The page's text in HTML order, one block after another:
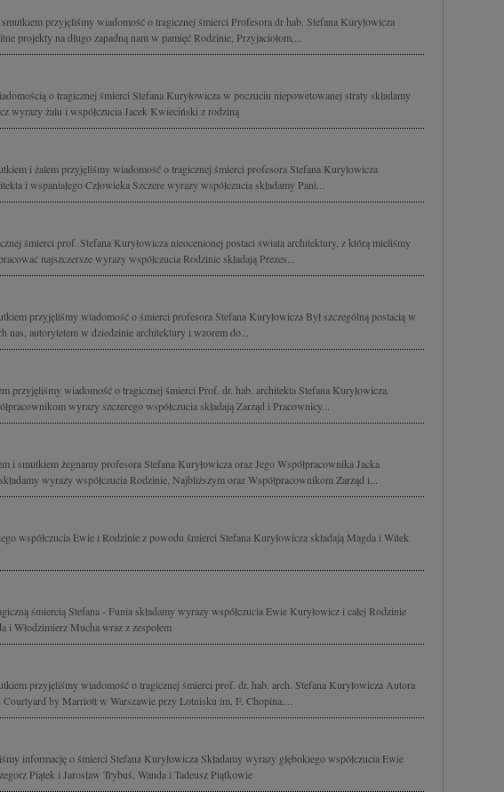
przyjęliśmy wiadomość o tragicznej śmierci Profesora dr hab. Stefana Kuryłowicza
projekty na długo zapadną nam w pamięć Rodzinie, Przyjaciołom,...
o tragicznej śmierci Stefana Kuryłowicza w poczuciu niepowetowanej straty składamy
wyrazy żalu i współczucia Jacek Kwieciński z rodziną
i żalem przyjęliśmy wiadomość o tragicznej śmierci profesora Stefana Kuryłowicza
i wspaniałego Człowieka Szczere wyrazy współczucia składamy Pani...
śmierci prof. Stefana Kuryłowicza nieocenionej postaci świata architektury, z którą mieliśmy
najszczersze wyrazy współczucia Rodzinie składają Prezes...
przyjęliśmy wiadomość o śmierci profesora Stefana Kuryłowicza Był szczególną postacią w
nas, autorytetem w dziedzinie architektury i wzorem do...
przyjęliśmy wiadomość o tragicznej śmierci Prof. dr. hab. architekta Stefana Kuryłowicza.
wyrazy szczerego współczucia składają Zarząd i Pracownicy...
i smutkiem żegnamy profesora Stefana Kuryłowicza oraz Jego Współpracownika Jacka
wyrazy współczucia Rodzinie, Najbliższym oraz Współpracownikom Zarząd i...
współczucia Ewie i Rodzinie z powodu śmierci Stefana Kuryłowicza składają Magda i Witek
śmiercią Stefana - Funia składamy wyrazy współczucia Ewie Kuryłowicz i całej Rodzinie
i Włodzimierz Mucha wraz z zespołem
przyjęliśmy wiadomość o tragicznej śmierci prof. dr. hab. arch. Stefana Kuryłowicza Autora
by Marriott w Warszawie przy Lotnisku im. F. Chopina....
informację o śmierci Stefana Kuryłowicza Składamy wyrazy głębokiego współczucia Ewie
Piątek i Jarosław Trybuś, Wanda i Tadeusz Piątkowie